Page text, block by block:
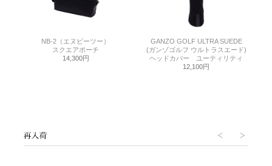
NB-2（エヌビーツー）
スクエアポーチ
14,300円
GANZO GOLF ULTRA SUEDE
(ガンゾゴルフ ウルトラスエード)
ヘッドカバー ユーティリティ
12,100円